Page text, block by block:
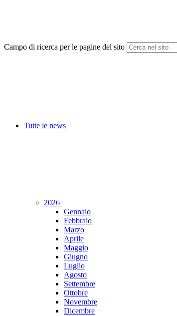
Campo di ricerca per le pagine del sito
Tutte le news
2026
Gennaio
Febbraio
Marzo
Aprile
Maggio
Giugno
Luglio
Agosto
Settembre
Ottobre
Novembre
Dicembre